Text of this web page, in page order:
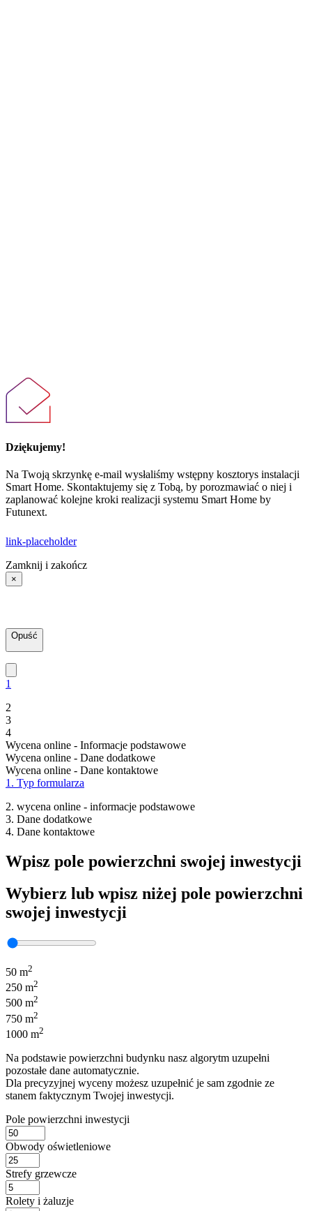
Dziękujemy!
Na Twoją skrzynkę e-mail wysłaliśmy wstępny kosztorys instalacji
Smart Home. Skontaktujemy się z Tobą, by porozmawiać o niej i
zaplanować kolejne kroki realizacji systemu Smart Home by
Futunext.
link-placeholder
Zamknij i zakończ
×
Opuść
1
2
3
4
Wycena online - Informacje podstawowe
Wycena online - Dane dodatkowe
Wycena online - Dane kontaktowe
1. Typ formularza
2. wycena online - informacje podstawowe
3. Dane dodatkowe
4. Dane kontaktowe
Wpisz pole powierzchni swojej inwestycji
Wybierz lub wpisz niżej pole powierzchni
swojej inwestycji
50 m2
250 m2
500 m2
750 m2
1000 m2
Na podstawie powierzchni budynku nasz algorytm uzupełni
pozostałe dane automatycznie.
Dla precyzyjnej wyceny możesz uzupełnić je sam zgodnie ze
stanem faktycznym Twojej inwestycji.
Pole powierzchni inwestycji
Obwody oświetleniowe
Strefy grzewcze
Rolety i żaluzje